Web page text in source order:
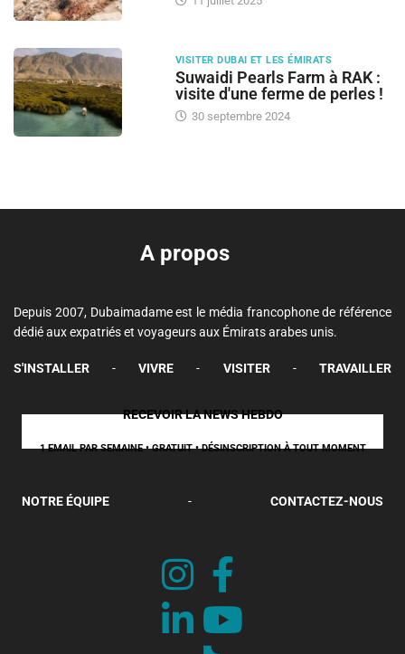
VISITER DUBAI ET LES ÉMIRATS
Suwaidi Pearls Farm à RAK :
visite d'une ferme de perles !
30 septembre 2024
A propos
Depuis 2007, Dubaimadame est le média francophone de référence
dédié aux expatriés et voyageurs aux Émirats arabes unis.
S'INSTALLER - VIVRE - VISITER - TRAVAILLER
RECEVOIR LA NEWS HEBDO
1 EMAIL PAR SEMAINE • GRATUIT • DÉSINSCRIPTION À TOUT MOMENT
NOTRE ÉQUIPE - CONTACTEZ-NOUS